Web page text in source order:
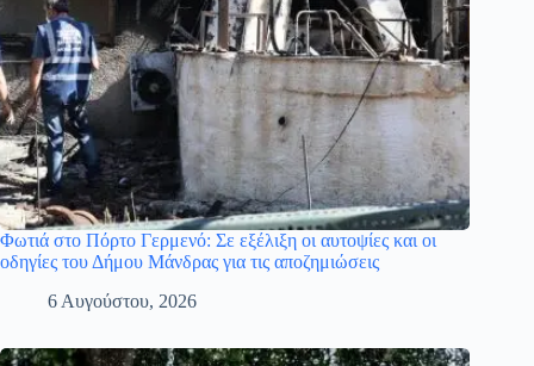
Φωτιά στο Πόρτο Γερμενό: Σε εξέλιξη οι αυτοψίες και οι
οδηγίες του Δήμου Μάνδρας για τις αποζημιώσεις
6 Αυγούστου, 2026